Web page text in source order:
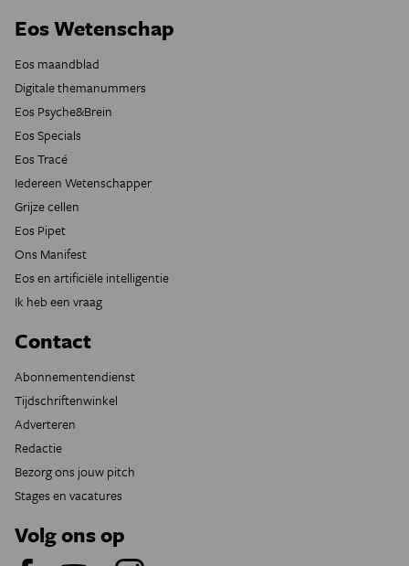
Eos Wetenschap
Eos maandblad
Digitale themanummers
Eos Psyche&Brein
Eos Specials
Eos Tracé
Iedereen Wetenschapper
Grijze cellen
Eos Pipet
Ons Manifest
Eos en artificiële intelligentie
Ik heb een vraag
Contact
Abonnementendienst
Tijdschriftenwinkel
Adverteren
Redactie
Bezorg ons jouw pitch
Stages en vacatures
Volg ons op